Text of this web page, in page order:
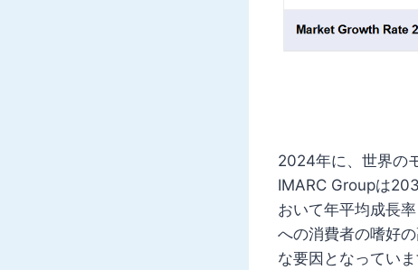
2024年に、世界の
IMARC Groupは
おいて年平均成長
への消費者の嗜好
な要因となっていま